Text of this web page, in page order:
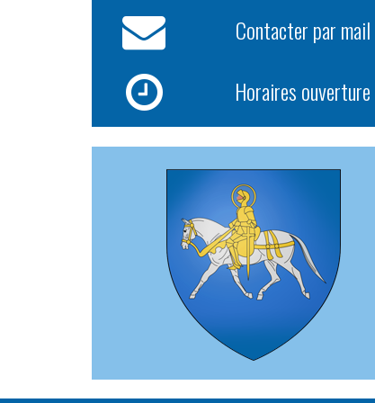
Contacter par mail
Horaires ouverture